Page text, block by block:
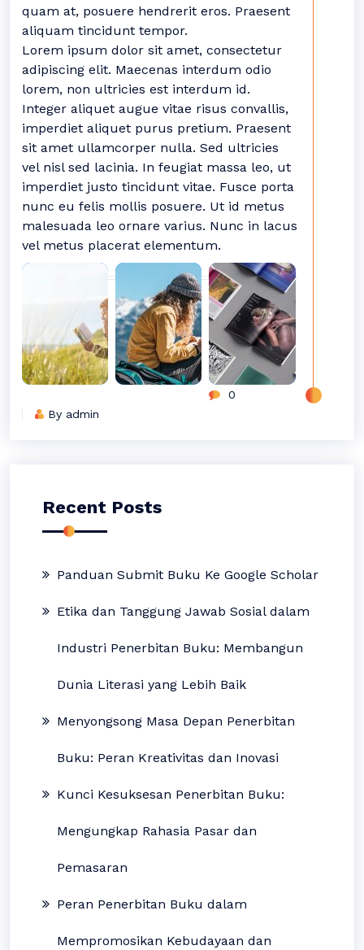
quam at, posuere hendrerit eros. Praesent
aliquam tincidunt tempor.
Lorem ipsum dolor sit amet, consectetur
adipiscing elit. Maecenas interdum odio
lorem, non ultricies est interdum id.
Integer aliquet augue vitae risus convallis,
imperdiet aliquet purus pretium. Praesent
sit amet ullamcorper nulla. Sed ultricies
vel nisl sed lacinia. In feugiat massa leo, ut
imperdiet justo tincidunt vitae. Fusce porta
nunc eu felis mollis posuere. Ut id metus
malesuada leo ornare varius. Nunc in lacus
vel metus placerat elementum.
0
By admin
Recent Posts
Panduan Submit Buku Ke Google Scholar
Etika dan Tanggung Jawab Sosial dalam
Industri Penerbitan Buku: Membangun
Dunia Literasi yang Lebih Baik
Menyongsong Masa Depan Penerbitan
Buku: Peran Kreativitas dan Inovasi
Kunci Kesuksesan Penerbitan Buku:
Mengungkap Rahasia Pasar dan
Pemasaran
Peran Penerbitan Buku dalam
Mempromosikan Kebudayaan dan